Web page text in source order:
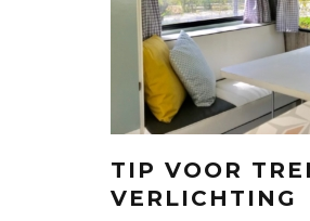
TIP VOOR
VERLICHTING